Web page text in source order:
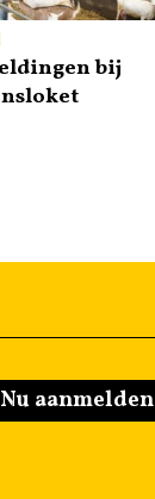
bij
Nu aanmelden